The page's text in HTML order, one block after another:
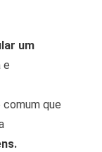
um
e
comum que